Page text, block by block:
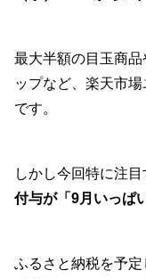
最大半額の目玉商
ップなど、楽天市
です。
しかし今回特に注目
付与が「9月いっぱ
ふるさと納税を予